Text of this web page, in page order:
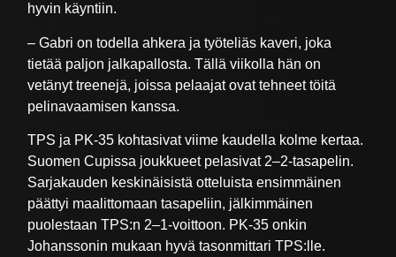
hyvin käyntiin.
– Gabri on todella ahkera ja työteliäs kaveri, joka
tietää paljon jalkapallosta. Tällä viikolla hän on
vetänyt treenejä, joissa pelaajat ovat tehneet töitä
pelinavaamisen kanssa.
TPS ja PK-35 kohtasivat viime kaudella kolme kertaa.
Suomen Cupissa joukkueet pelasivat 2–2-tasapelin.
Sarjakauden keskinäisistä otteluista ensimmäinen
päättyi maalittomaan tasapeliin, jälkimmäinen
puolestaan TPS:n 2–1-voittoon. PK-35 onkin
Johanssonin mukaan hyvä tasonmittari TPS:lle.